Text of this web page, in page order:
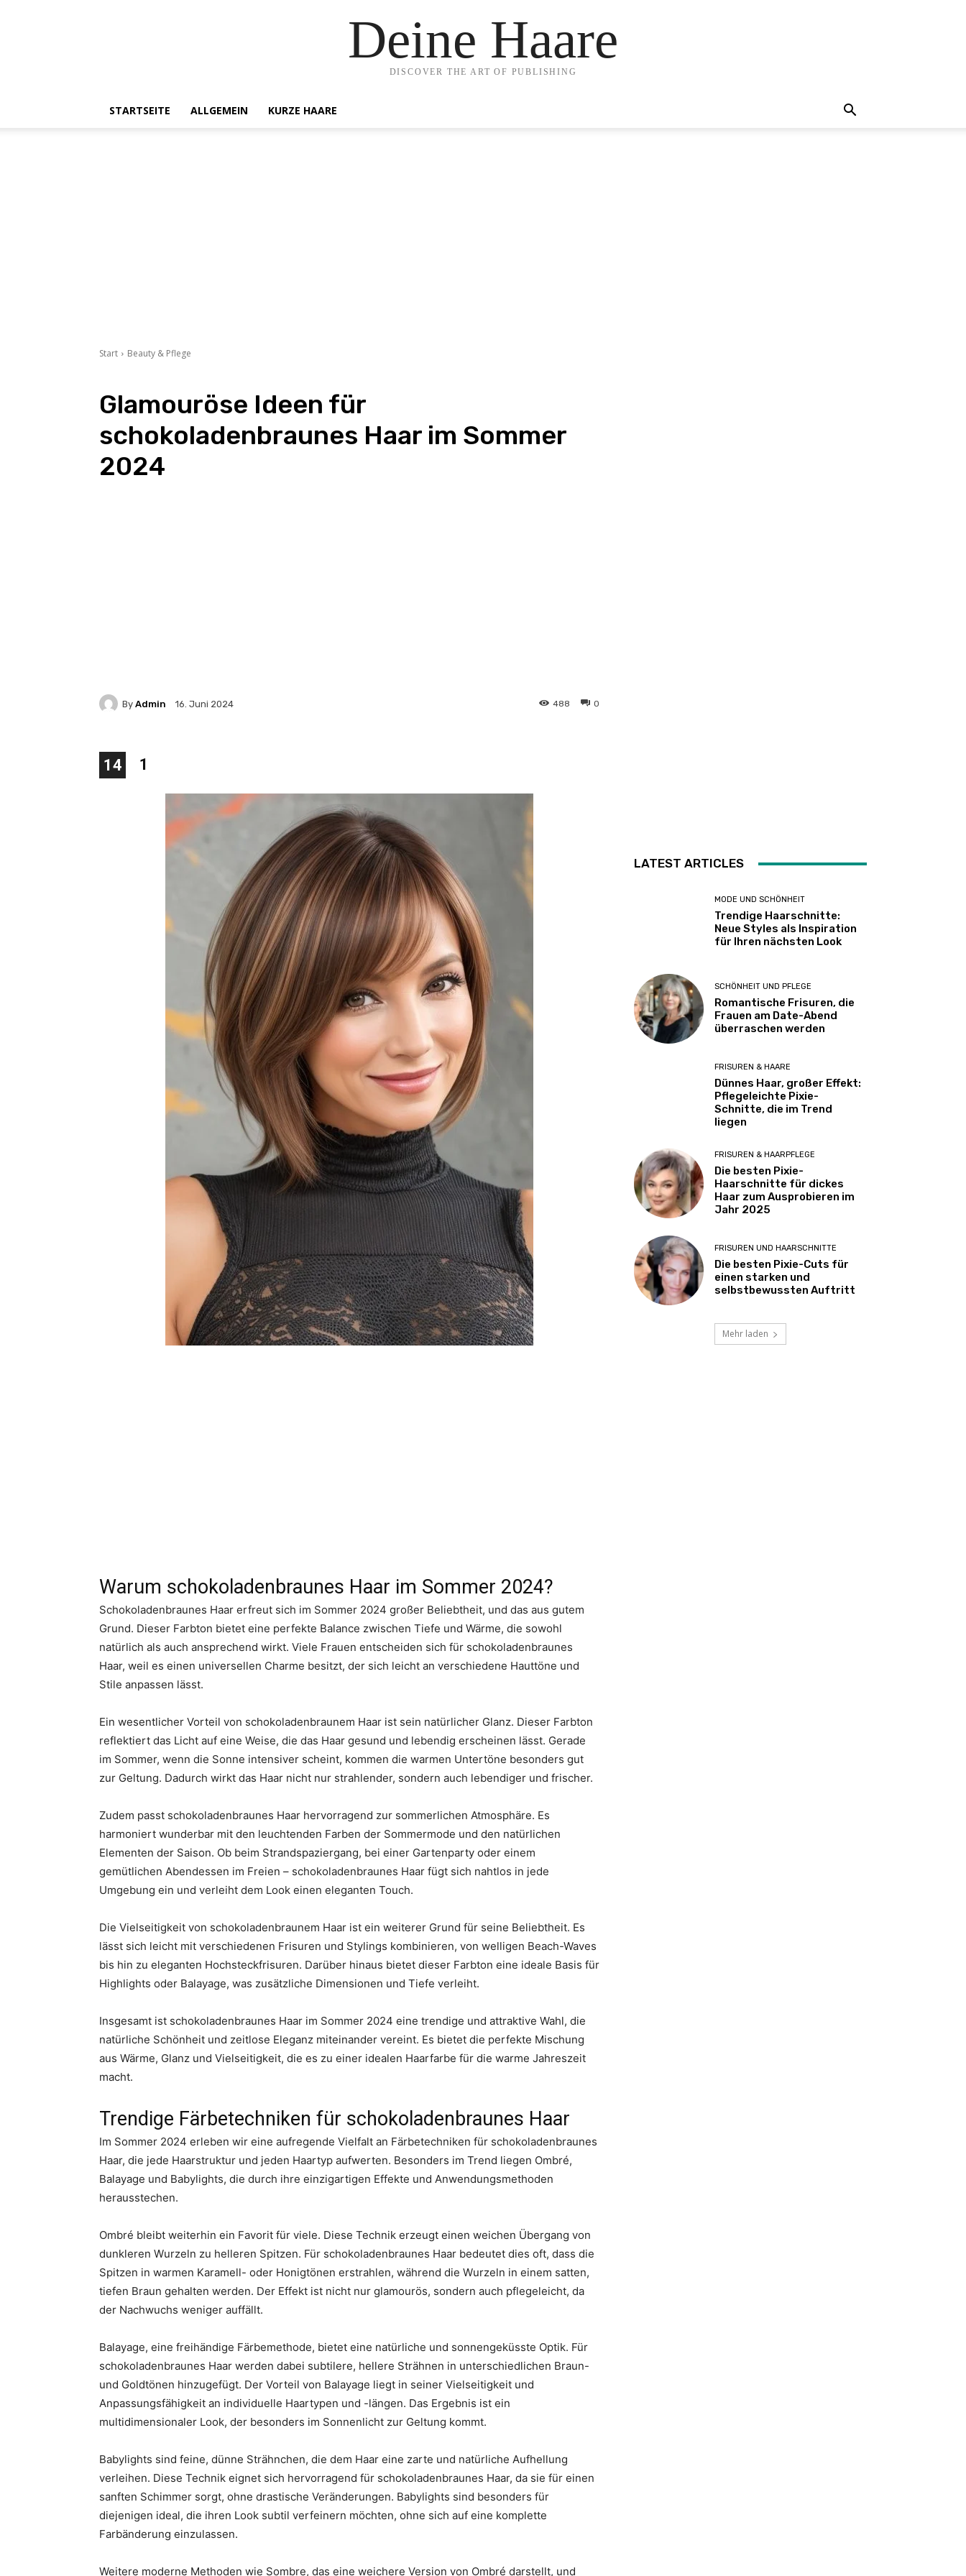
Deine Haare
DISCOVER THE ART OF PUBLISHING
STARTSEITE ALLGEMEIN KURZE HAARE
Start Beauty & Pflege
Glamouröse Ideen für
schokoladenbraunes Haar im Sommer
2024
By Admin 16. Juni 2024 0
488
14 1
Warum schokoladenbraunes Haar im Sommer 2024?
Schokoladenbraunes Haar erfreut sich im Sommer 2024 großer Beliebtheit, und das aus gutem
Grund. Dieser Farbton bietet eine perfekte Balance zwischen Tiefe und Wärme, die sowohl
natürlich als auch ansprechend wirkt. Viele Frauen entscheiden sich für schokoladenbraunes
Haar, weil es einen universellen Charme besitzt, der sich leicht an verschiedene Hauttöne und
Stile anpassen lässt.
Ein wesentlicher Vorteil von schokoladenbraunem Haar ist sein natürlicher Glanz. Dieser Farbton
reflektiert das Licht auf eine Weise, die das Haar gesund und lebendig erscheinen lässt. Gerade
im Sommer, wenn die Sonne intensiver scheint, kommen die warmen Untertöne besonders gut
zur Geltung. Dadurch wirkt das Haar nicht nur strahlender, sondern auch lebendiger und frischer.
Zudem passt schokoladenbraunes Haar hervorragend zur sommerlichen Atmosphäre. Es
harmoniert wunderbar mit den leuchtenden Farben der Sommermode und den natürlichen
Elementen der Saison. Ob beim Strandspaziergang, bei einer Gartenparty oder einem
gemütlichen Abendessen im Freien – schokoladenbraunes Haar fügt sich nahtlos in jede
Umgebung ein und verleiht dem Look einen eleganten Touch.
Die Vielseitigkeit von schokoladenbraunem Haar ist ein weiterer Grund für seine Beliebtheit. Es
lässt sich leicht mit verschiedenen Frisuren und Stylings kombinieren, von welligen Beach-Waves
bis hin zu eleganten Hochsteckfrisuren. Darüber hinaus bietet dieser Farbton eine ideale Basis für
Highlights oder Balayage, was zusätzliche Dimensionen und Tiefe verleiht.
Insgesamt ist schokoladenbraunes Haar im Sommer 2024 eine trendige und attraktive Wahl, die
natürliche Schönheit und zeitlose Eleganz miteinander vereint. Es bietet die perfekte Mischung
aus Wärme, Glanz und Vielseitigkeit, die es zu einer idealen Haarfarbe für die warme Jahreszeit
macht.
Trendige Färbetechniken für schokoladenbraunes Haar
Im Sommer 2024 erleben wir eine aufregende Vielfalt an Färbetechniken für schokoladenbraunes
Haar, die jede Haarstruktur und jeden Haartyp aufwerten. Besonders im Trend liegen Ombré,
Balayage und Babylights, die durch ihre einzigartigen Effekte und Anwendungsmethoden
herausstechen.
Ombré bleibt weiterhin ein Favorit für viele. Diese Technik erzeugt einen weichen Übergang von
dunkleren Wurzeln zu helleren Spitzen. Für schokoladenbraunes Haar bedeutet dies oft, dass die
Spitzen in warmen Karamell- oder Honigtönen erstrahlen, während die Wurzeln in einem satten,
tiefen Braun gehalten werden. Der Effekt ist nicht nur glamourös, sondern auch pflegeleicht, da
der Nachwuchs weniger auffällt.
Balayage, eine freihändige Färbemethode, bietet eine natürliche und sonnengeküsste Optik. Für
schokoladenbraunes Haar werden dabei subtilere, hellere Strähnen in unterschiedlichen Braun-
und Goldtönen hinzugefügt. Der Vorteil von Balayage liegt in seiner Vielseitigkeit und
Anpassungsfähigkeit an individuelle Haartypen und -längen. Das Ergebnis ist ein
multidimensionaler Look, der besonders im Sonnenlicht zur Geltung kommt.
Babylights sind feine, dünne Strähnchen, die dem Haar eine zarte und natürliche Aufhellung
verleihen. Diese Technik eignet sich hervorragend für schokoladenbraunes Haar, da sie für einen
sanften Schimmer sorgt, ohne drastische Veränderungen. Babylights sind besonders für
diejenigen ideal, die ihren Look subtil verfeinern möchten, ohne sich auf eine komplette
Farbänderung einzulassen.
Weitere moderne Methoden wie Sombre, das eine weichere Version von Ombré darstellt, und
LATEST ARTICLES
MODE UND SCHÖNHEIT
Trendige Haarschnitte:
Neue Styles als Inspiration
für Ihren nächsten Look
SCHÖNHEIT UND PFLEGE
Romantische Frisuren, die
Frauen am Date-Abend
überraschen werden
FRISUREN & HAARE
Dünnes Haar, großer Effekt:
Pflegeleichte Pixie-
Schnitte, die im Trend
liegen
FRISUREN & HAARPFLEGE
Die besten Pixie-
Haarschnitte für dickes
Haar zum Ausprobieren im
Jahr 2025
FRISUREN UND HAARSCHNITTE
Die besten Pixie-Cuts für
einen starken und
selbstbewussten Auftritt
Mehr laden